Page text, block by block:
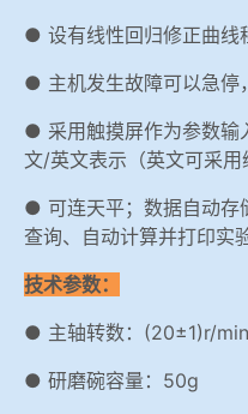
● 设有线性回归修正曲线
● 主机发生故障可以急停
● 采用触摸屏作为参数输
文/英文表示（英文可采用
● 可连天平；数据自动存
查询、自动计算并打印实
技术参数：
● 主轴转数：(20±1)r/
● 研磨碗容量：50g